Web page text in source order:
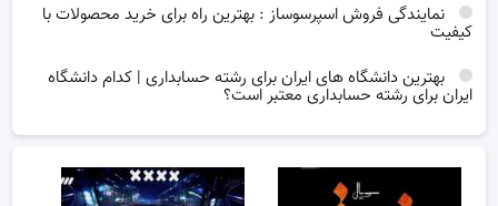
نمایندگی فروش اسپرسوساز : بهترین راه برای خرید محصولات با
کیفیت
بهترین دانشگاه های ایران برای رشته حسابداری | کدام دانشگاه
ایران برای رشته حسابداری معتبر است؟